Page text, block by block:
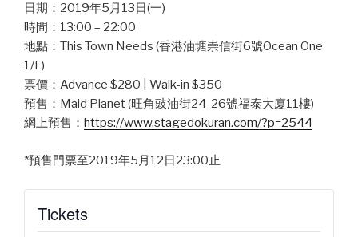
日期：2019年5月13日(一)
時間：13:00 – 22:00
地點：This Town Needs (香港油塘崇信街6號Ocean One
1/F)
票價：Advance $280 | Walk-in $350
預售：Maid Planet (旺角豉油街24-26號福泰大廈11樓)
網上預售： https://www.stagedokuran.com/?p=2544
*預售門票至2019年5月12日23:00止
Tickets